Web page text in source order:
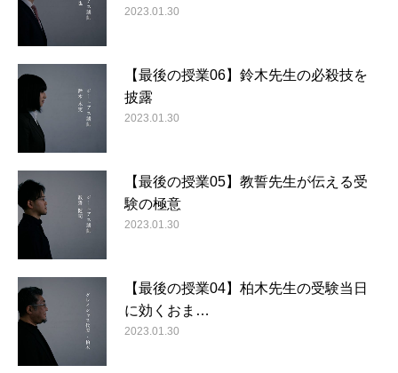
2023.01.30
【最後の授業06】鈴木先生の必殺技を
披露
2023.01.30
【最後の授業05】教誓先生が伝える受
験の極意
2023.01.30
【最後の授業04】柏木先生の受験当日
に効くおま…
2023.01.30